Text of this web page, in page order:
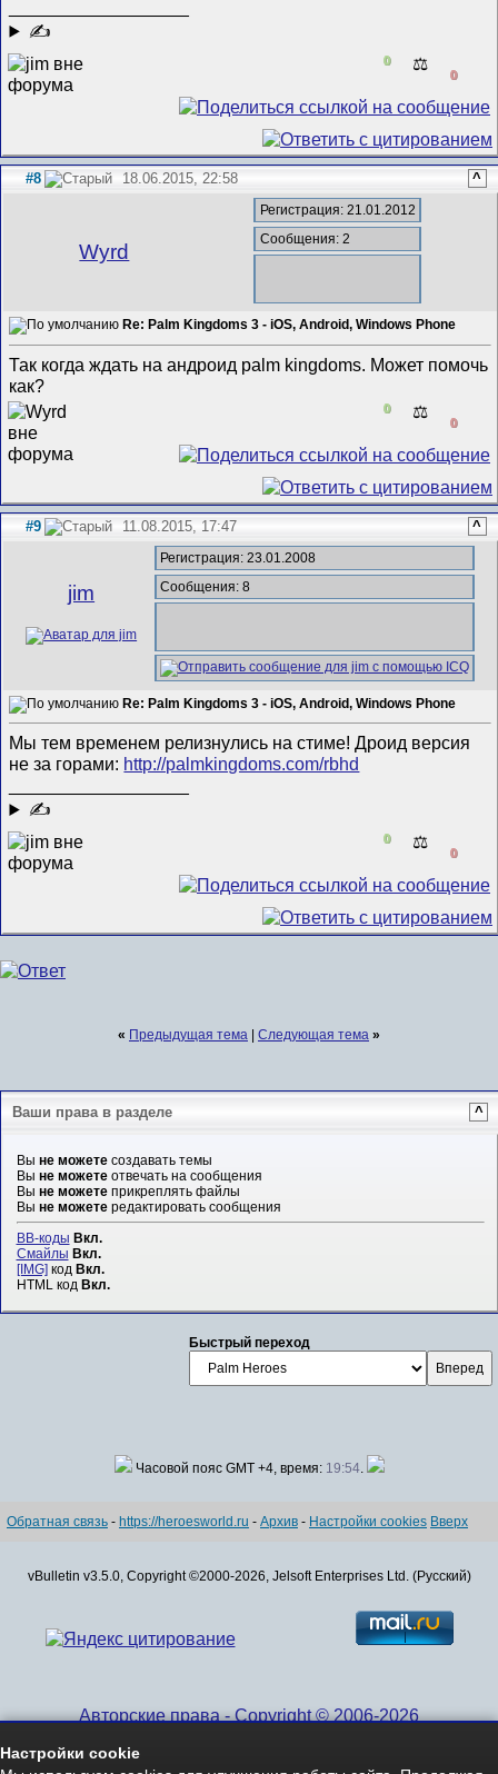
✍
0 ⚖️
0
#8 18.06.2015, 22:58 ^
Wyrd
Регистрация: 21.01.2012
Сообщения: 2
Re: Palm Kingdoms 3 - iOS, Android, Windows Phone
Так когда ждать на андроид palm kingdoms. Может помочь
как?
0 ⚖️
0
#9 11.08.2015, 17:47 ^
jim
Регистрация: 23.01.2008
Сообщения: 8
Re: Palm Kingdoms 3 - iOS, Android, Windows Phone
Мы тем временем релизнулись на стиме! Дроид версия
не за горами: http://palmkingdoms.com/rbhd
✍
0 ⚖️
0
« Предыдущая тема | Следующая тема »
Ваши права в разделе ^
Вы не можетесоздавать темы
Вы не можетеотвечать на сообщения
Вы не можетеприкреплять файлы
Вы не можетередактировать сообщения
BB-коды Вкл.
Смайлы Вкл.
[IMG] код Вкл.
HTML код Вкл.
Быстрый переход
Часовой пояс GMT +4, время: 19:54.
Обратная связь - https://heroesworld.ru - Архив - Настройки cookies Вверх
vBulletin v3.5.0, Copyright ©2000-2026, Jelsoft Enterprises Ltd. (Русский)
Авторские права - Copyright © 2006-2026
Настройки cookie